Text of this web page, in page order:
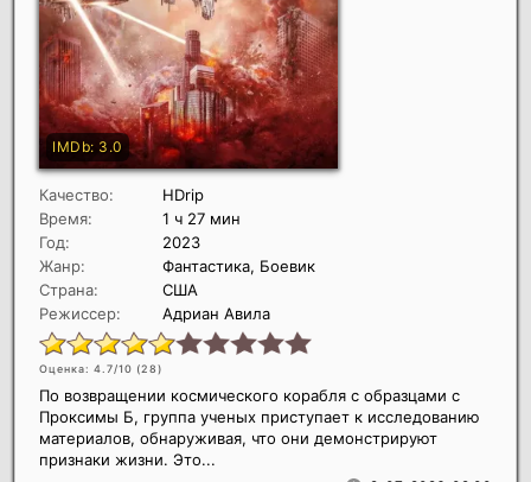
Качество:
HDrip
Время:
1 ч 27 мин
Год:
2023
Жанр:
Фантастика, Боевик
Страна:
США
Режиссер:
Адриан Авила
Оценка: 4.7/10 (28)
По возвращении космического корабля с образцами с
Проксимы Б, группа ученых приступает к исследованию
материалов, обнаруживая, что они демонстрируют
признаки жизни. Это...